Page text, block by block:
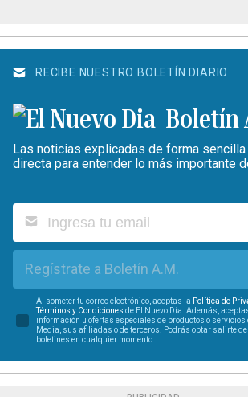
RECIBE NUESTRO BOLETÍN DIARIO
Boletín
Las noticias explicadas de forma sencilla
directa para entender lo más importante
Regístrate a Boletín A.M.
Al someter tu correo electrónico, aceptas la Política de
Términos y Condiciones de El Nuevo Día. Además,
información u ofertas especiales de productos o servicios
Media, sus afiliadas o de terceros. Podrás optar salirte de
boletines en cualquier momento.